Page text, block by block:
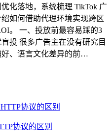
化落地，系统梳理 TikTok 广
如何借助代理环境实现跨区
。 一、投放前最容易踩的3
投 很多广告主在没有研究目
、语言文化差异的前…
协议的区别